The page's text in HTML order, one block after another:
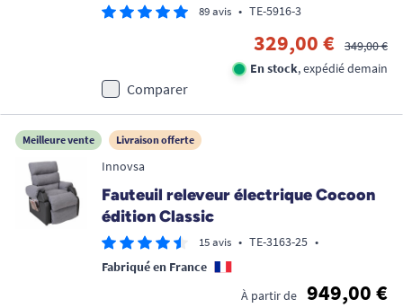
89 avis • TE-5916-3
329,00 €
349,00 €
En stock, expédié demain
Comparer
Meilleure vente Livraison offerte
Innovsa
Fauteuil releveur électrique Cocoon
édition Classic
15 avis • TE-3163-25 •
Fabriqué en France
À partir de
949,00 €